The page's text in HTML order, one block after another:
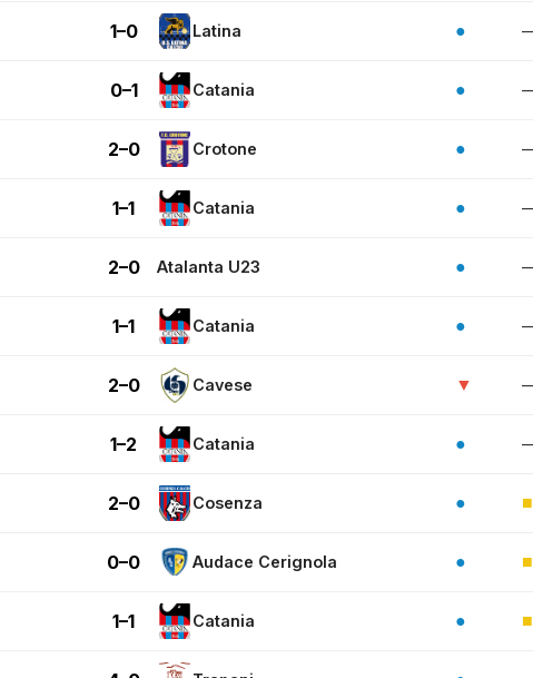
1–0 Latina ●
0–1 Catania ●
2–0 Crotone ●
1–1 Catania ●
2–0 Atalanta U23 ●
1–1 Catania ●
2–0 Cavese ▼
1–2 Catania ●
2–0 Cosenza ● ■
0–0 Audace Cerignola ● ■
1–1 Catania ● ■